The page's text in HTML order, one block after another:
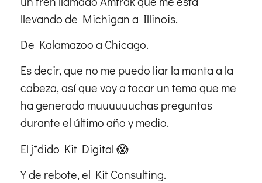
llevando de Michigan a Illinois.
De Kalamazoo a Chicago.
Es decir, que no me puedo liar la manta a la
cabeza, así que voy a tocar un tema que me
ha generado muuuuuuchas preguntas
durante el último año y medio.
El j*dido Kit Digital 😱
Y de rebote, el Kit Consulting.